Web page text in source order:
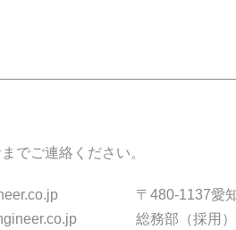
でご連絡ください。
〒480-1137愛
総務部（採用